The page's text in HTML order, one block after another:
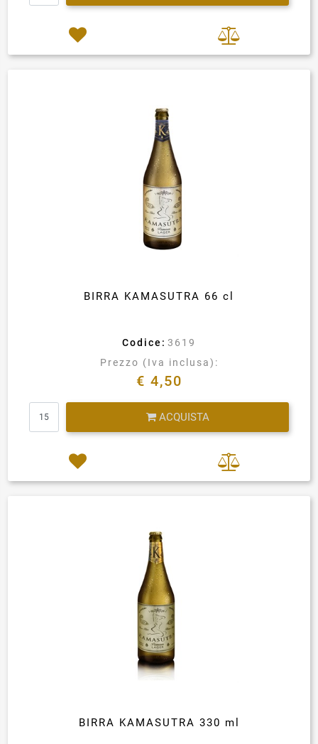
BIRRA KAMASUTRA 66 cl
Codice: 3619
Prezzo (Iva inclusa):
€ 4,50
ACQUISTA
BIRRA KAMASUTRA 330 ml